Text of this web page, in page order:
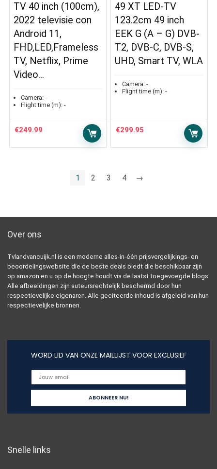
TV 40 inch (100cm),
2022 televisie con
Android 11,
FHD,LED,Frameless
TV, Netflix, Prime
Video…
Camera: -
Flight time (m): -
€249.99
49 XT LED-TV
123.2cm 49 inch
EEK G (A – G) DVB-
T2, DVB-C, DVB-S,
UHD, Smart TV, WLA
Camera: -
Flight time (m): -
€299.95
1 2 3 4 →
Over ons
Tvlandvancuijk.nl is een moderne alles-in-één prijsvergelijkings- en
beoordelingswebsite die de beste deals biedt die beschikbaar zijn
op amazon en u op de hoogte houdt via de laatst toegevoegde blogs.
Alle afbeeldingen zijn auteursrechtelijk beschermd door hun
respectievelijke eigenaren. Alle geciteerde inhoud is afgeleid van hun
respectievelijke bronnen.
WORD LID VAN ONZE MAILLIJST VOOR EXCLUSIEF
Snelle links